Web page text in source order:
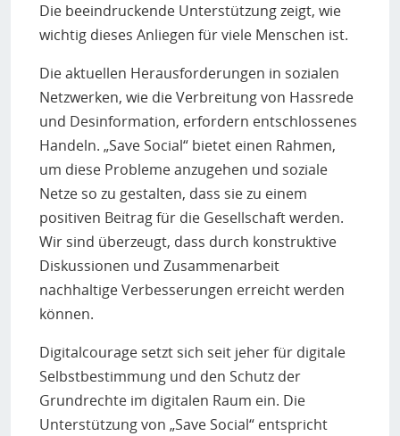
Die beeindruckende Unterstützung zeigt, wie
wichtig dieses Anliegen für viele Menschen ist.
Die aktuellen Herausforderungen in sozialen
Netzwerken, wie die Verbreitung von Hassrede
und Desinformation, erfordern entschlossenes
Handeln. „Save Social“ bietet einen Rahmen,
um diese Probleme anzugehen und soziale
Netze so zu gestalten, dass sie zu einem
positiven Beitrag für die Gesellschaft werden.
Wir sind überzeugt, dass durch konstruktive
Diskussionen und Zusammenarbeit
nachhaltige Verbesserungen erreicht werden
können.
Digitalcourage setzt sich seit jeher für digitale
Selbstbestimmung und den Schutz der
Grundrechte im digitalen Raum ein. Die
Unterstützung von „Save Social“ entspricht